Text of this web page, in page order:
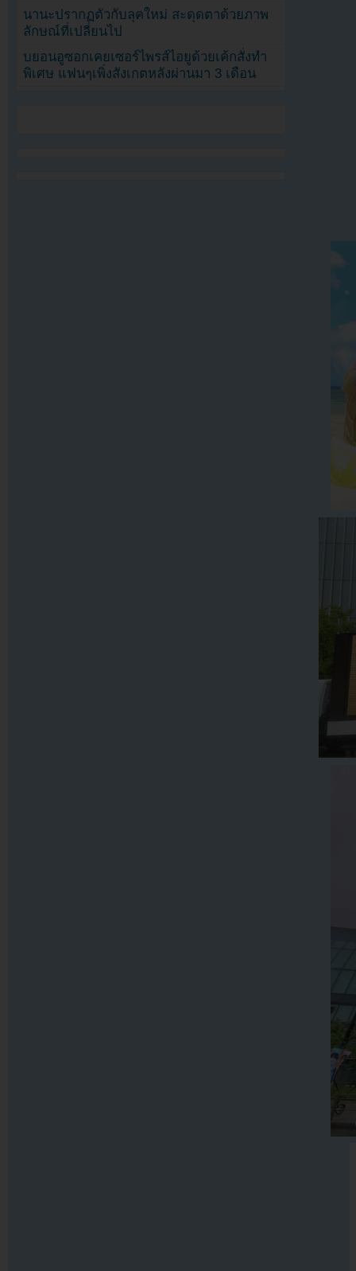
นานะปรากฏตัวกับลุคใหม่ สะดุดตาด้วยภาพ
ลักษณ์ที่เปลี่ยนไป
บยอนอูซอกเคยเซอร์ไพรส์ไอยูด้วยเค้กสั่งทำ
พิเศษ แฟนๆเพิ่งสังเกตหลังผ่านมา 3 เดือน